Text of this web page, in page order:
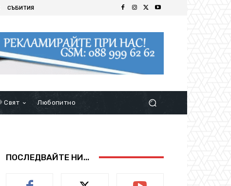
СЪБИТИЯ
Свят Любопитно
ПОСЛЕДВАЙТЕ НИ...